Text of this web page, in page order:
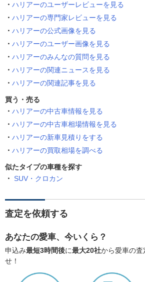
ハリアーのユーザーレビューを見る
ハリアーの専門家レビューを見る
ハリアーの公式画像を見る
ハリアーのユーザー画像を見る
ハリアーのみんなの質問を見る
ハリアーの関連ニュースを見る
ハリアーの関連記事を見る
買う・売る
ハリアーの中古車情報を見る
ハリアーの中古車相場情報を見る
ハリアーの新車見積りをする
ハリアーの買取相場を調べる
似たタイプの車種を探す
SUV・クロカン
査定を依頼する
あなたの愛車、今いくら？
申込み最短3時間後に最大20社から愛車の査
せ！